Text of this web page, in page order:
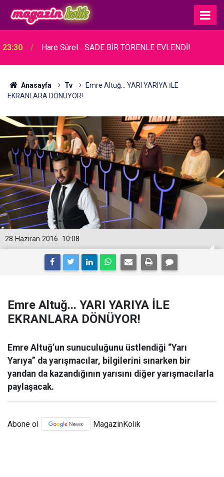
23:30 Hare Sürel... SADE BİR TÖRENLE EVLENDİ!
Anasayfa Tv
Emre Altuğ... YARI YARIYA İLE
EKRANLARA DÖNÜYOR!
10:08
28 Haziran 2016
Emre Altuğ... YARI YARIYA İLE
EKRANLARA DÖNÜYOR!
Emre Altuğ’un sunuculuğunu üstlendiği “Yarı
Yarıya” da yarışmacılar, bilgilerini sınarken bir
yandan da kazandığının yarısını diğer yarışmacılarla
paylaşacak.
Abone ol MagazinKolik